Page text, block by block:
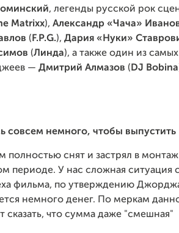
, легенды русской рок
Matrixx), Александр «Чача»
( F.P.G.), Дария «Нуки»
(Линда), а также один из
— Дмитрий Алмазов ( DJ Bobina
совсем немного, чтобы
полностью снят и застрял в
периоде. У нас сложная ситуация
фильма, по утверждению
немного денег. По меркам
сказать, что сумма даже "смешная"